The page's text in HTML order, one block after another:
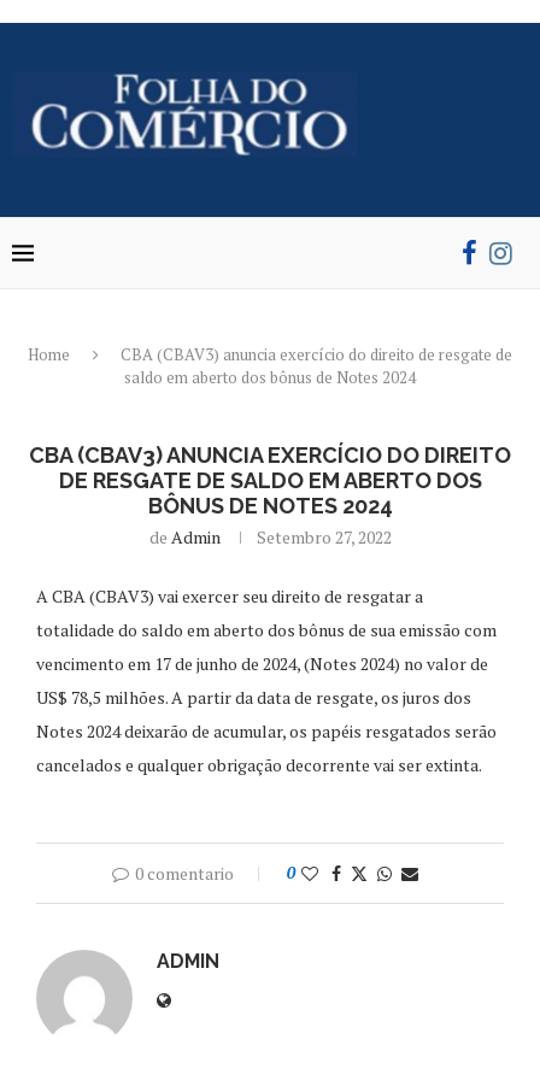
Home
CBA (CBAV3) anuncia exercício do direito de resgate de
saldo em aberto dos bônus de Notes 2024
CBA (CBAV3) ANUNCIA EXERCÍCIO DO DIREITO
DE RESGATE DE SALDO EM ABERTO DOS
BÔNUS DE NOTES 2024
de Admin Setembro 27, 2022
A CBA (CBAV3) vai exercer seu direito de resgatar a
totalidade do saldo em aberto dos bônus de sua emissão com
vencimento em 17 de junho de 2024, (Notes 2024) no valor de
US$ 78,5 milhões. A partir da data de resgate, os juros dos
Notes 2024 deixarão de acumular, os papéis resgatados serão
cancelados e qualquer obrigação decorrente vai ser extinta.
0 comentario 0
ADMIN